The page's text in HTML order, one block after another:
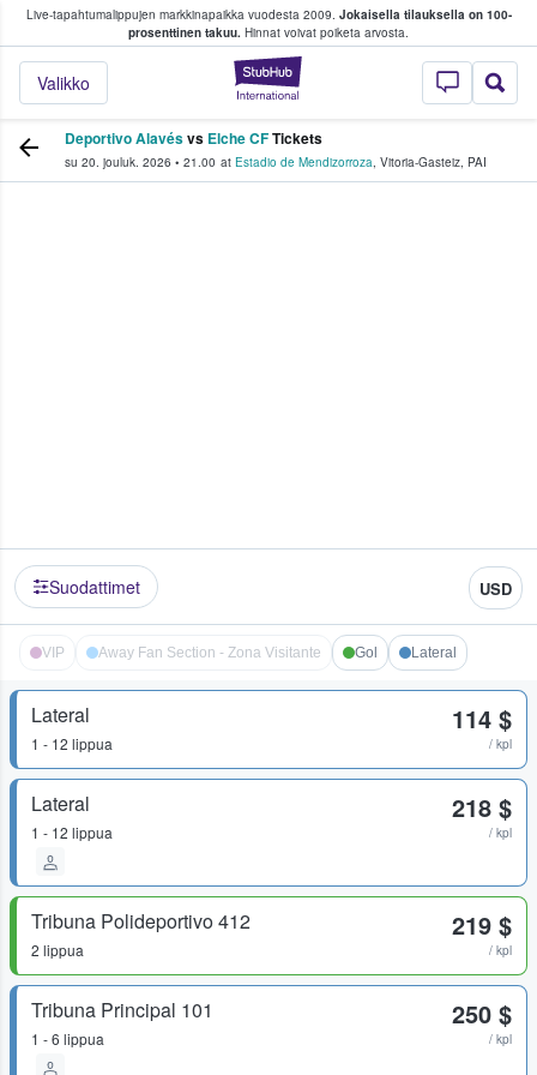
Live-tapahtumalippujen markkinapaikka vuodesta 2009. Jokaisella tilauksella on 100-
prosenttinen takuu. Hinnat voivat poiketa arvosta.
StubHub -
Valikko
fanit ostavat ja myyvät lippuja
Deportivo Alavésvs Elche CFTickets
su 20. jouluk. 2026 • 21.00 at Estadio de Mendizorroza, Vitoria-Gasteiz, PAI
Suodattimet USD
VIP Away Fan Section - Zona Visitante Gol Lateral
Lateral
1 - 12 lippua
114 $
/ kpl
Lateral
1 - 12 lippua
218 $
/ kpl
Tribuna Polideportivo 412
2 lippua
219 $
/ kpl
Tribuna Principal 101
1 - 6 lippua
250 $
/ kpl